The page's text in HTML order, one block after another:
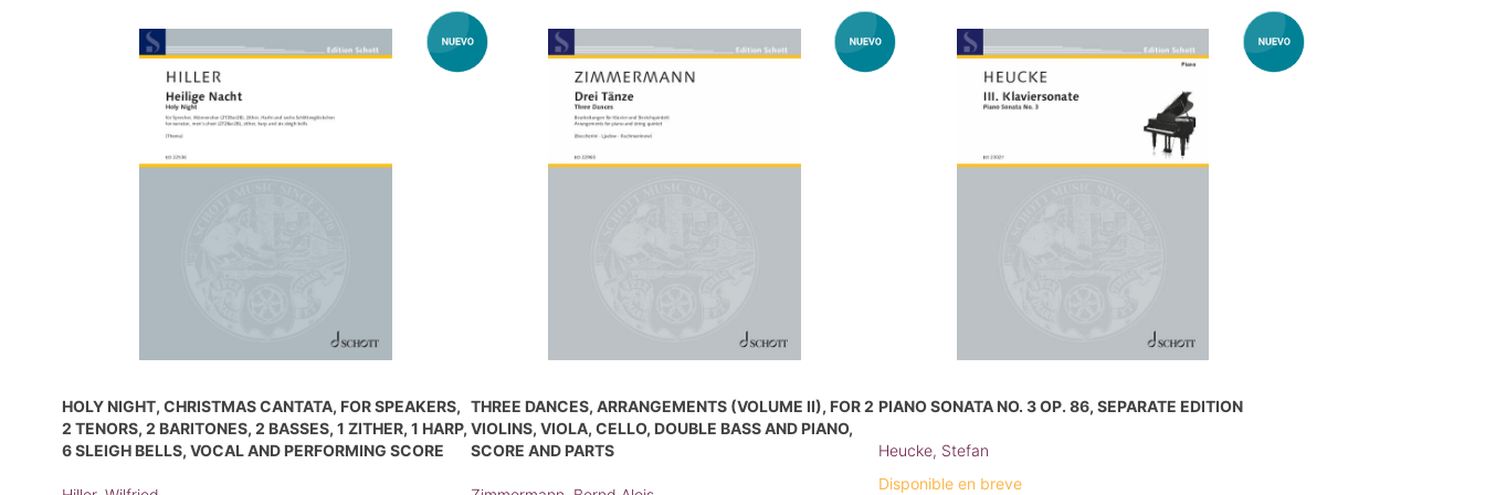
HOLY NIGHT, CHRISTMAS CANTATA, FOR SPEAKERS,
2 TENORS, 2 BARITONES, 2 BASSES, 1 ZITHER, 1 HARP,
6 SLEIGH BELLS, VOCAL AND PERFORMING SCORE
THREE DANCES, ARRANGEMENTS (VOLUME II), FOR 2
VIOLINS, VIOLA, CELLO, DOUBLE BASS AND PIANO,
SCORE AND PARTS
PIANO SONATA NO. 3 OP. 86, SEPARATE EDITION
Heucke, Stefan
Disponible en breve